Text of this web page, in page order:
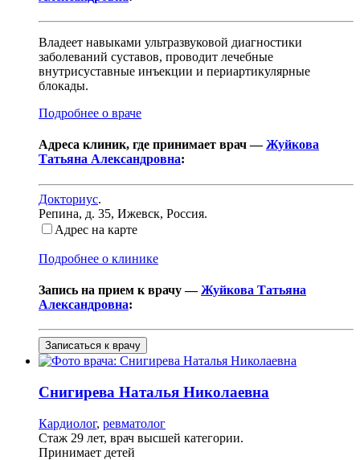
Владеет навыками ультразвуковой диагностики
заболеваний суставов, проводит лечебные
внутрисуставные инъекции и периартикулярные
блокады.
Подробнее о враче
Адреса клиник, где принимает врач —Жуйкова
Татьяна Александровна:
Докториус.
Репина, д. 35, Ижевск, Россия.
Адрес на карте
Подробнее о клинике
Запись на прием к врачу —Жуйкова Татьяна
Александровна:
Записаться к врачу
Снигирева Наталья Николаевна
Кардиолог, ревматолог
Стаж 29 лет, врач высшей категории.
Принимает детей